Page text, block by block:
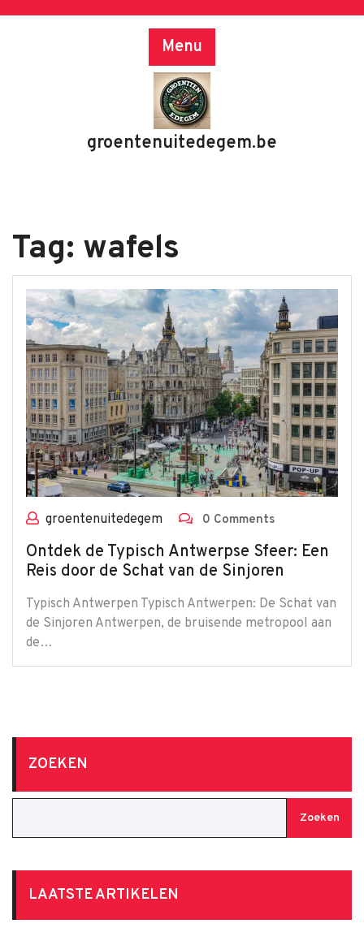
Menu
groentenuitedegem.be
Tag: wafels
groentenuitedegem 0 Comments
Ontdek de Typisch Antwerpse Sfeer: Een
Reis door de Schat van de Sinjoren
Typisch Antwerpen Typisch Antwerpen: De Schat van
de Sinjoren Antwerpen, de bruisende metropool aan
de…
ZOEKEN
Zoeken
LAATSTE ARTIKELEN